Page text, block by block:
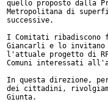
quello proposto dalla
Metropolitana di
successive.
I Comitati ribadiscono
Giancarli e lo invitano
l'attuale progetto di
Comuni interessati
In questa direzione,
dei cittadini,
Giunta.